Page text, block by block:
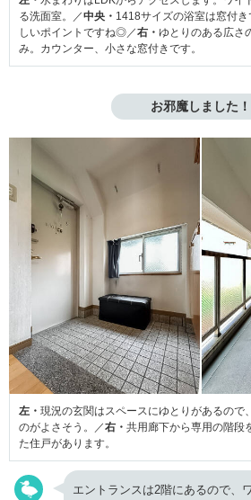
る洗面室。／中央・ 1418サイズの浴室は窓付
しいポイントですね◎／右・ ゆとりのある広さ
み。カウンター、小さな窓付きです。
お邪魔しました！
左・ 現況の玄関はスペースにゆとりがあるので
のがよさそう。／右・ 共用廊下から専用の階段
た住戸があります。
エントランスは2階にあるので、